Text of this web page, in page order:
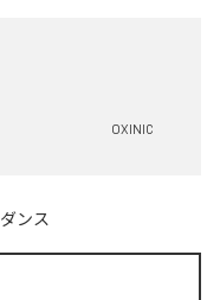
OXINIC
ダンス